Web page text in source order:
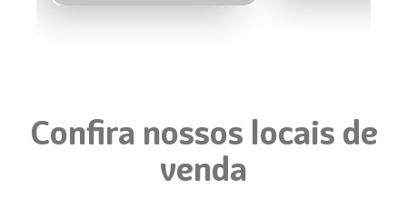
Confira nossos locais de
venda